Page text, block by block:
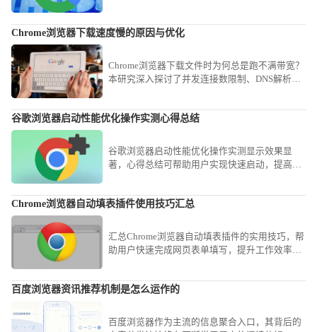
Chrome浏览器下载速度慢的原因与优化
Chrome浏览器下载文件时为何总是跑不满带宽？
本研究深入探讨了并发连接数限制、DNS解析延
您如何通过简单的参数微调，大幅缩短大型软件
谷歌浏览器启动性能优化操作实测心得总结
谷歌浏览器启动性能优化操作实测显示效果显
著，心得总结可帮助用户实现快速启动，提高浏
Chrome浏览器自动填表插件使用技巧汇总
汇总Chrome浏览器自动填表插件的实用技巧，帮
助用户快速完成网页表单填写，提升工作效率，
百度浏览器资讯推荐机制是怎么运作的
百度浏览器作为主流的信息聚合入口，其背后的